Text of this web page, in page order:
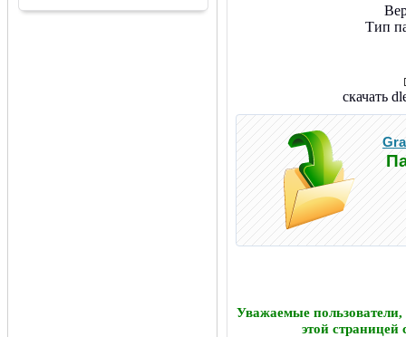
Тип
скачать
Уважаемые
этой страницей